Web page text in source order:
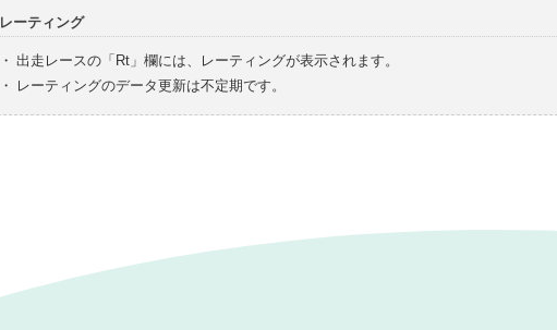
レーティング
・ 出走レースの「Rt」欄には、レーティングが表示されます。
・
レーティングのデータ更新は不定期です。